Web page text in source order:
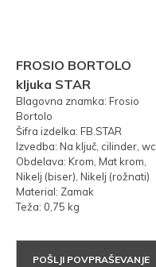
FROSIO BORTOLO
kljuka STAR
Blagovna znamka: Frosio
Bortolo
Šifra izdelka: FB.STAR
Izvedba: Na ključ, cilinder, wc
Obdelava: Krom, Mat krom,
Nikelj (biser), Nikelj (rožnati)
Material: Zamak
Teža: 0,75 kg
POŠLJI POVPRAŠEVANJE